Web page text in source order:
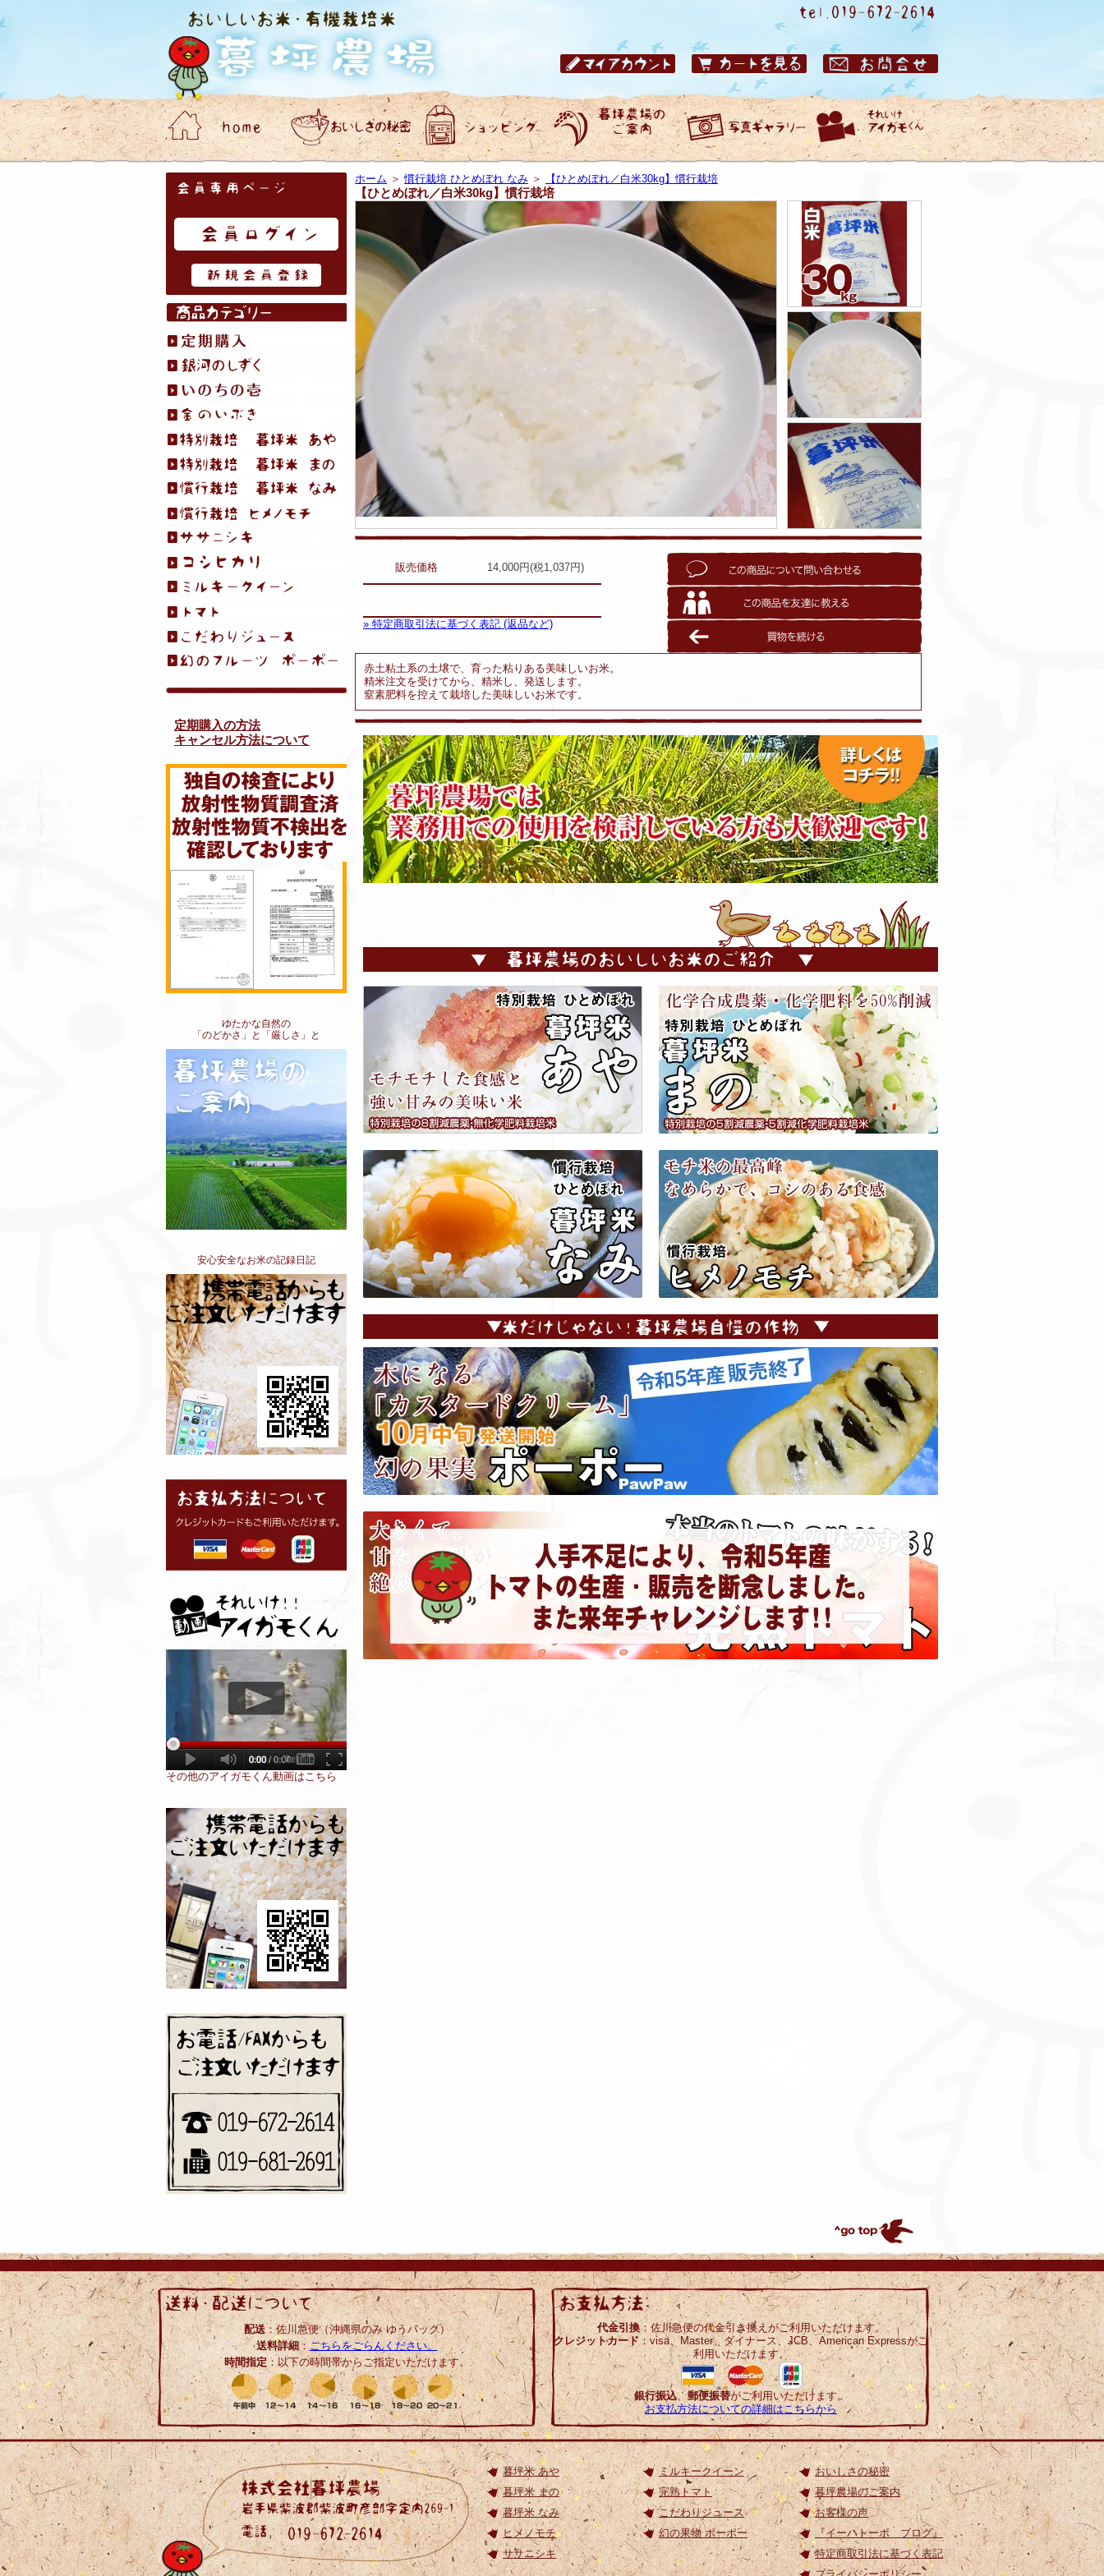
ホーム ＞ 慣行栽培 ひとめぼれ なみ ＞ 【ひとめぼれ／白米30kg】慣行栽培
【ひとめぼれ／白米30kg】慣行栽培
販売価格 14,000円(税1,037円)
» 特定商取引法に基づく表記 (返品など)
赤土粘土系の土壌で、育った粘りある美味しいお米。
精米注文を受けてから、精米し、発送します。
窒素肥料を控えて栽培した美味しいお米です。
定期購入の方法
キャンセル方法について
ゆたかな自然の
「のどかさ」と「厳しさ」と
安心安全なお米の記録日記
その他のアイガモくん動画はこちら
配送：佐川急便（沖縄県のみ ゆうパック）
送料詳細：こちらをごらんください。
時間指定：以下の時間帯からご指定いただけます。
代金引換：佐川急便の代金引き換えがご利用いただけます。
クレジットカード：visa、Master、ダイナース、JCB、American Expressがご
利用いただけます。
銀行振込、郵便振替がご利用いただけます。
お支払方法についての詳細はこちらから
暮坪米 あや
暮坪米 まの
暮坪米 なみ
ヒメノモチ
ササニシキ
ミルキークイーン
完熟トマト
こだわりジュース
幻の果物 ポーポー
おいしさの秘密
暮坪農場のご案内
お客様の声
『イーハトーボ ブログ』
特定商取引法に基づく表記